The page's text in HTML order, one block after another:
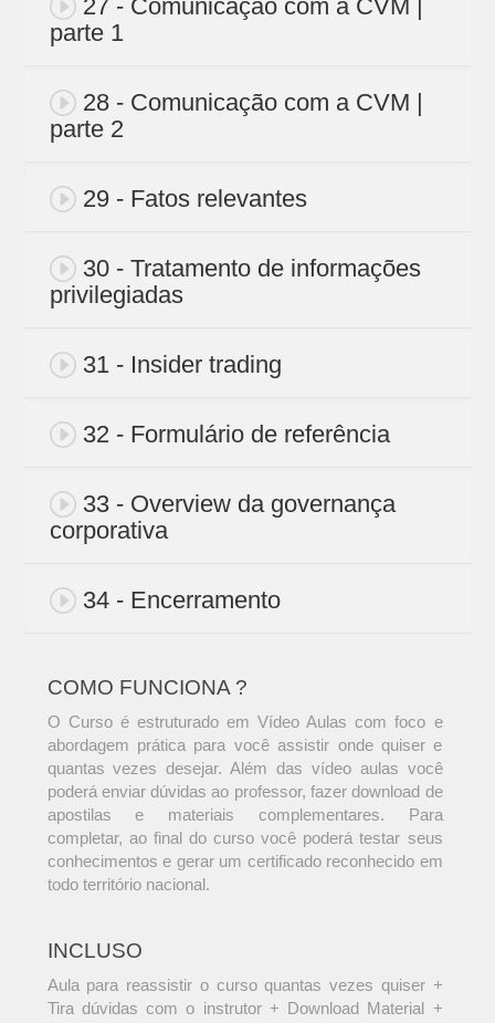
27 - Comunicação com a CVM |
parte 1
28 - Comunicação com a CVM |
parte 2
29 - Fatos relevantes
30 - Tratamento de informações
privilegiadas
31 - Insider trading
32 - Formulário de referência
33 - Overview da governança
corporativa
34 - Encerramento
COMO FUNCIONA ?
O Curso é estruturado em Vídeo Aulas com foco e
abordagem prática para você assistir onde quiser e
quantas vezes desejar. Além das vídeo aulas você
poderá enviar dúvidas ao professor, fazer download de
apostilas e materiais complementares. Para
completar, ao final do curso você poderá testar seus
conhecimentos e gerar um certificado reconhecido em
todo território nacional.
INCLUSO
Aula para reassistir o curso quantas vezes quiser +
Tira dúvidas com o instrutor + Download Material +